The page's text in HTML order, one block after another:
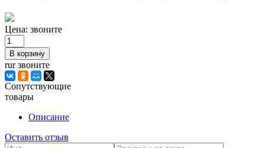
Цена: звоните
rur звоните
Сопутствующие
товары
Описание
Оставить отзыв